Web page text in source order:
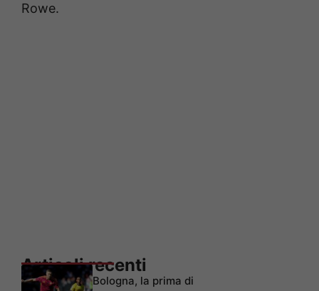
Rowe.
Articoli recenti
Bologna, la prima di